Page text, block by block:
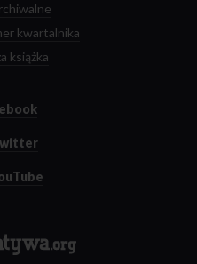
kwartalnika
książka